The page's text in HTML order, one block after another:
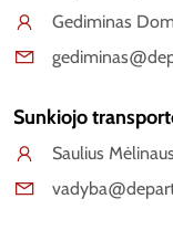
Gediminas
Sunkiojo
Saulius